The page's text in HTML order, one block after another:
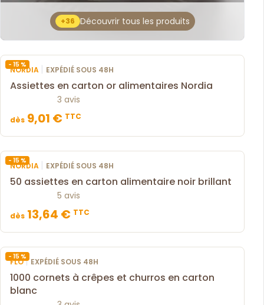
+36 Découvrir tous les produits
- 15 %
NORDIA | EXPÉDIÉ SOUS 48H
Assiettes en carton or alimentaires Nordia
3 avis
dès 9,01 € TTC
- 15 %
NORDIA | EXPÉDIÉ SOUS 48H
50 assiettes en carton alimentaire noir brillant
5 avis
dès 13,64 € TTC
- 15 %
FLO| EXPÉDIÉ SOUS 48H
1000 cornets à crêpes et churros en carton
blanc